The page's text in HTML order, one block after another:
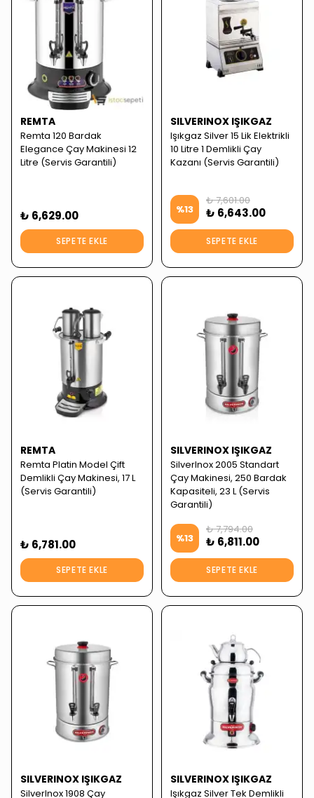
REMTA
Remta 120 Bardak
Elegance Çay Makinesi 12
Litre (Servis Garantili)
₺ 6,629.00
SEPETE EKLE
SILVERINOX IŞIKGAZ
Işıkgaz Silver 15 Lik Elektrikli
10 Litre 1 Demlikli Çay
Kazanı (Servis Garantili)
%13
₺ 7,601.00
₺ 6,643.00
SEPETE EKLE
REMTA
Remta Platin Model Çift
Demlikli Çay Makinesi, 17 L
(Servis Garantili)
₺ 6,781.00
SEPETE EKLE
SILVERINOX IŞIKGAZ
SilverInox 2005 Standart
Çay Makinesi, 250 Bardak
Kapasiteli, 23 L (Servis
Garantili)
%13
₺ 7,794.00
₺ 6,811.00
SEPETE EKLE
SILVERINOX IŞIKGAZ
SilverInox 1908 Çay
SILVERINOX IŞIKGAZ
Işıkgaz Silver Tek Demlikli